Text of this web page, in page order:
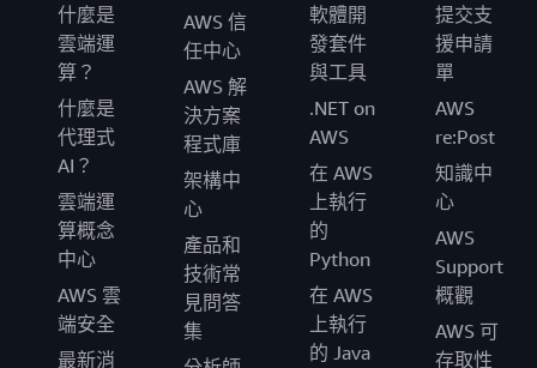
什麼是
雲端運
算？
什麼是
代理式
AI？
雲端運
算概念
中心
AWS 雲
端安全
最新消
AWS 信
任中心
AWS 解
決方案
程式庫
架構中
心
產品和
技術常
見問答
集
軟體開
發套件
與工具
.NET on
AWS
在 AWS
上執行
的
Python
在 AWS
上執行
的 Java
提交支
援申請
單
AWS
re:Post
知識中
心
AWS
Support
概觀
AWS 可
存取性